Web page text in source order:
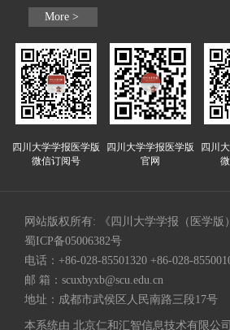
More >
四川大学学报医学版
微信订阅号
四川大学学报医学版
官网
四川
网站版权所有: 《四川大学学报（医学版
蜀ICP备05006382号
电话：+86-028-85501320 +86-028-
邮 箱： scuxbyxb@scu.edu.cn
地址：成都市武侯区人民南路三段17号
本系统由 北京仁和汇智信息技术有限公司